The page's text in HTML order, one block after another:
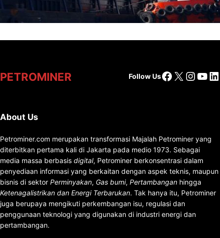
PETROMINER Follow UsFacebook
X
About Us
Petrominer.com merupakan transformasi Majalah Petrominer yang
diterbitkan pertama kali di Jakarta pada medio 1973. Sebagai
media massa berbasis digital, Petrominer berkonsentrasi dalam
penyediaan informasi yang berkaitan dengan aspek teknis, maupun
bisnis di sektor Perminyakan, Gas bumi, Pertambangan hingga
Ketenagalistrikan dan Energi Terbarukan. Tak hanya itu, Petrominer
juga berupaya mengikuti perkembangan isu, regulasi dan
penggunaan teknologi yang digunakan di industri energi dan
pertambangan.